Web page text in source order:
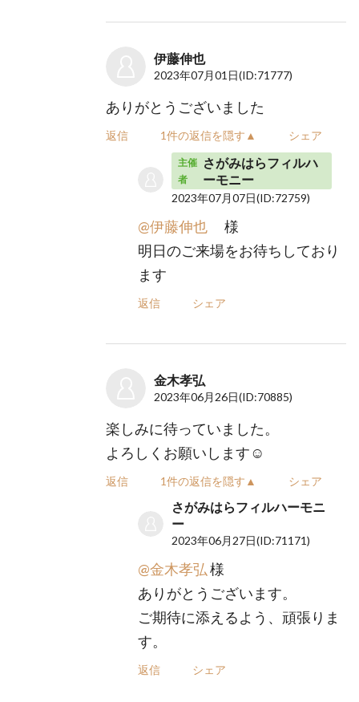
伊藤伸也
2023年07月01日(ID:71777)
ありがとうございました
返信 1件の返信を隠す▲ シェア
主催
者
さがみはらフィルハ
ーモニー
2023年07月07日(ID:72759)
@伊藤伸也 様
明日のご来場をお待ちしており
ます
返信 シェア
金木孝弘
2023年06月26日(ID:70885)
楽しみに待っていました。
よろしくお願いします☺️
返信 1件の返信を隠す▲ シェア
さがみはらフィルハーモニ
ー
2023年06月27日(ID:71171)
@金木孝弘様
ありがとうございます。
ご期待に添えるよう、頑張りま
す。
返信 シェア